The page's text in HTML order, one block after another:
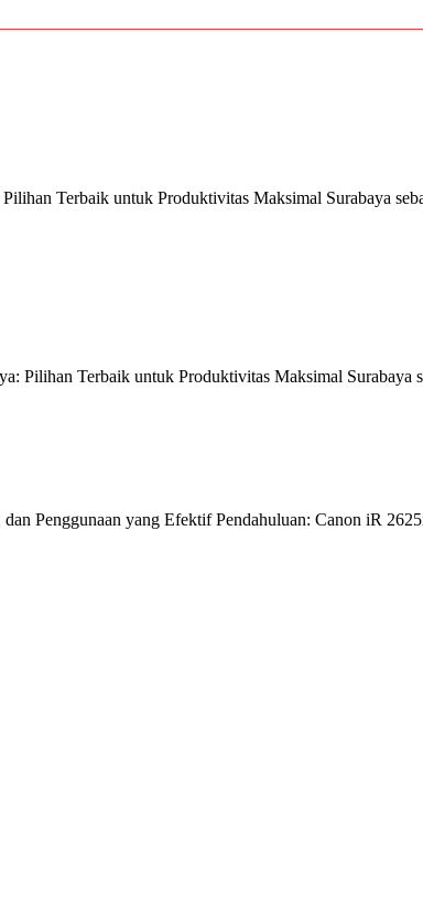
Terbaik untuk Produktivitas Maksimal Surabaya
Pilihan Terbaik untuk Produktivitas Maksimal Surabaya
Penggunaan yang Efektif Pendahuluan: Canon iR